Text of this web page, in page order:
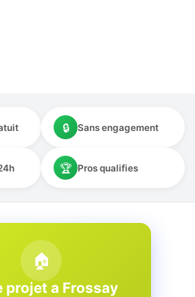
🔒 Sans engagement
🏆 Pros qualifies
🏠
projet a Frossay